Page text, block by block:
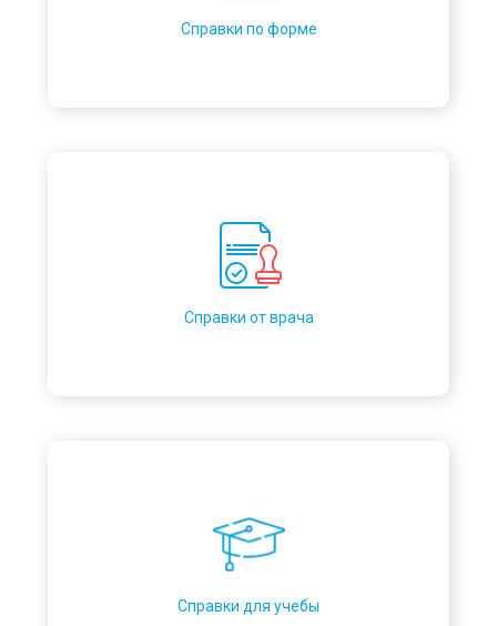
Справки по форме
Справки от врача
Справки для учебы